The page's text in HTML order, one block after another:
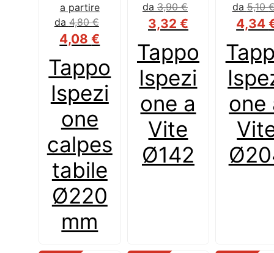
Tappo
Ispezi
one
calpes
tabile
Ø220
mm
a partire
da 4,80€
4,08€
Tappo
Ispezi
one a
Vite
Ø142
da 3,90€
3,32 €
one
da5,10
4,34